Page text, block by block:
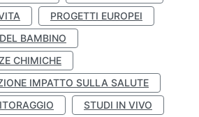
PROGETTI EUROPEI
BAMBINO
CHIMICHE
IMPATTO SULLA SALUTE
STUDI IN VIVO